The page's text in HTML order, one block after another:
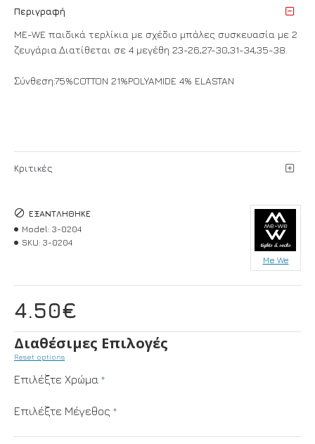
Περιγραφή
ME-WE παιδικά τερλίκια με σχέδιο μπάλες συσκευασία με 2
ζευγάρια.Διατίθεται σε 4 μεγέθη 23-26,27-30,31-34,35-38.
Σύνθεση:75%COTTON 21%POLYAMIDE 4% ELASTAN
Κριτικές
4.50€
ΕΞΑΝΤΛΉΘΗΚΕ
Model: 3-0204
SKU: 3-0204
Me We
Διαθέσιμες Επιλογές
Reset options
Επιλέξτε Χρώμα
Επιλέξτε Μέγεθος